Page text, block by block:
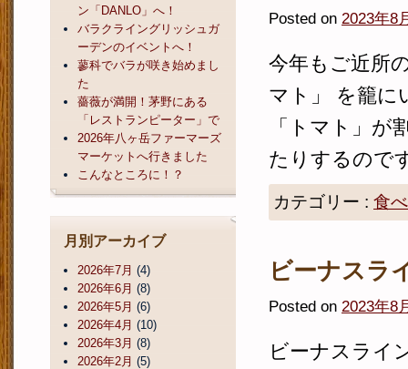
Posted on 2023年8
今年もご近所
マト」 を籠に
「トマト」
たりするので
カテゴリー : 食
ビーナスラ
Posted on 2023年8
ビーナスライ
ン「DANLO」へ！
バラクライングリッシュガ
ーデンのイベントへ！
蓼科でバラが咲き始めまし
た
薔薇が満開！茅野にある
「レストランピーター」で
2026年八ヶ岳ファーマーズ
マーケットへ行きました
こんなところに！？
月別アーカイブ
2026年7月 (4)
2026年6月 (8)
2026年5月 (6)
2026年4月 (10)
2026年3月 (8)
2026年2月 (5)